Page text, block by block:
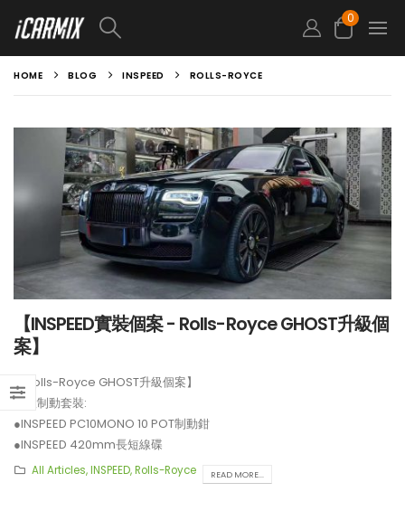
0
HOME BLOG INSPEED ROLLS-ROYCE
【INSPEED實裝個案 - Rolls-Royce GHOST升級個
案】
【Rolls-Royce GHOST升級個案】
前置制動套裝:
●INSPEED PC10MONO 10 POT制動鉗
●INSPEED 420mm長短線碟
後置制動套裝:
●INSPEED PC4MONO 4 POT制動鉗
All Articles,INSPEED,Rolls-Royce READ MORE...